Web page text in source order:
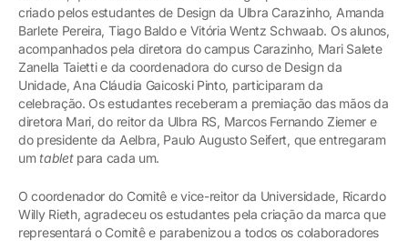
criado pelos estudantes de Design da Ulbra Carazinho, Amanda
Barlete Pereira, Tiago Baldo e Vitória Wentz Schwaab. Os alunos,
acompanhados pela diretora do campus Carazinho, Mari Salete
Zanella Taietti e da coordenadora do curso de Design da
Unidade, Ana Cláudia Gaicoski Pinto, participaram da
celebração. Os estudantes receberam a premiação das mãos da
diretora Mari, do reitor da Ulbra RS, Marcos Fernando Ziemer e
do presidente da Aelbra, Paulo Augusto Seifert, que entregaram
umtabletpara cada um.
O coordenador do Comitê e vice-reitor da Universidade, Ricardo
Willy Rieth, agradeceu os estudantes pela criação da marca que
representará o Comitê e parabenizou a todos os colaboradores